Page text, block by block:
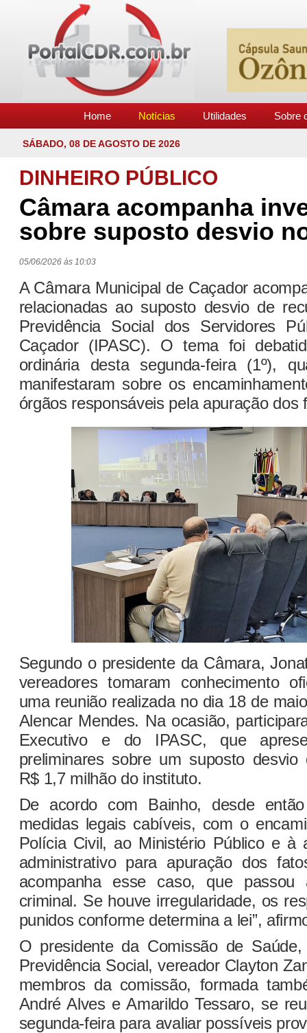
Home Notícias Utilidades Sobre
SÁBADO, 08 DE AGOSTO DE 2026
DINHEIRO PÚBLICO
Câmara acompanha
sobre suposto desvio
05/06/2026 às 10:03
A Câmara Municipal de Caçador
relacionadas ao suposto desvio de
Previdência Social dos Servidores
Caçador (IPASC). O tema foi
ordinária desta segunda-feira (1º),
manifestaram sobre os
órgãos responsáveis pela apuração dos
Segundo o presidente da Câmara,
vereadores tomaram conhecimento
uma reunião realizada no dia 18 de
Alencar Mendes. Na ocasião,
Executivo e do IPASC, que
preliminares sobre um suposto desvio
R$ 1,7 milhão do instituto.
De acordo com Bainho, desde
medidas legais cabíveis, com o
Polícia Civil, ao Ministério Público e à
administrativo para apuração dos
acompanha esse caso, que
criminal. Se houve irregularidade, os
punidos conforme determina a lei”,
O presidente da Comissão de
Previdência Social, vereador Clayton
membros da comissão, formada
André Alves e Amarildo Tessaro, se
segunda-feira para avaliar possíveis